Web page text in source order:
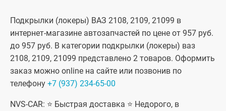
Подкрылки (локеры) ВАЗ 2108, 2109, 21099 в
интернет-магазине автозапчастей по цене от 957 руб.
до 957 руб. В категории подкрылки (локеры) ваз
2108, 2109, 21099 представлено 2 товаров. Оформить
заказ можно online на сайте или позвонив по
телефону +7 (937) 234-65-00
NVS-CAR: ⭐ Быстрая доставка ⭐ Недорого, в